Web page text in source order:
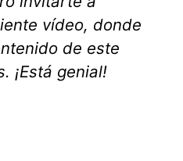
vídeo, donde
de este
¡Está genial!